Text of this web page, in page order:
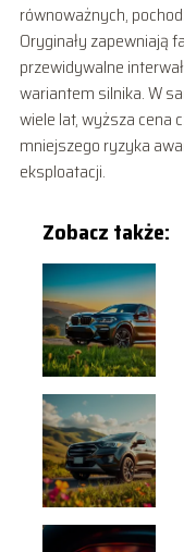
równoważnych,
Oryginały zapewniają
przewidywalne
wariantem silnika. W
wiele lat, wyższa cena
mniejszego ryzyka
eksploatacji.
Zobacz także: